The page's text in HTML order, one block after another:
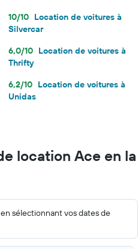
10/10 Location de voitures à
Silvercar
6,0/10 Location de voitures à
Thrifty
6,2/10 Location de voitures à
Unidas
location Ace en la
sélectionnant vos dates de